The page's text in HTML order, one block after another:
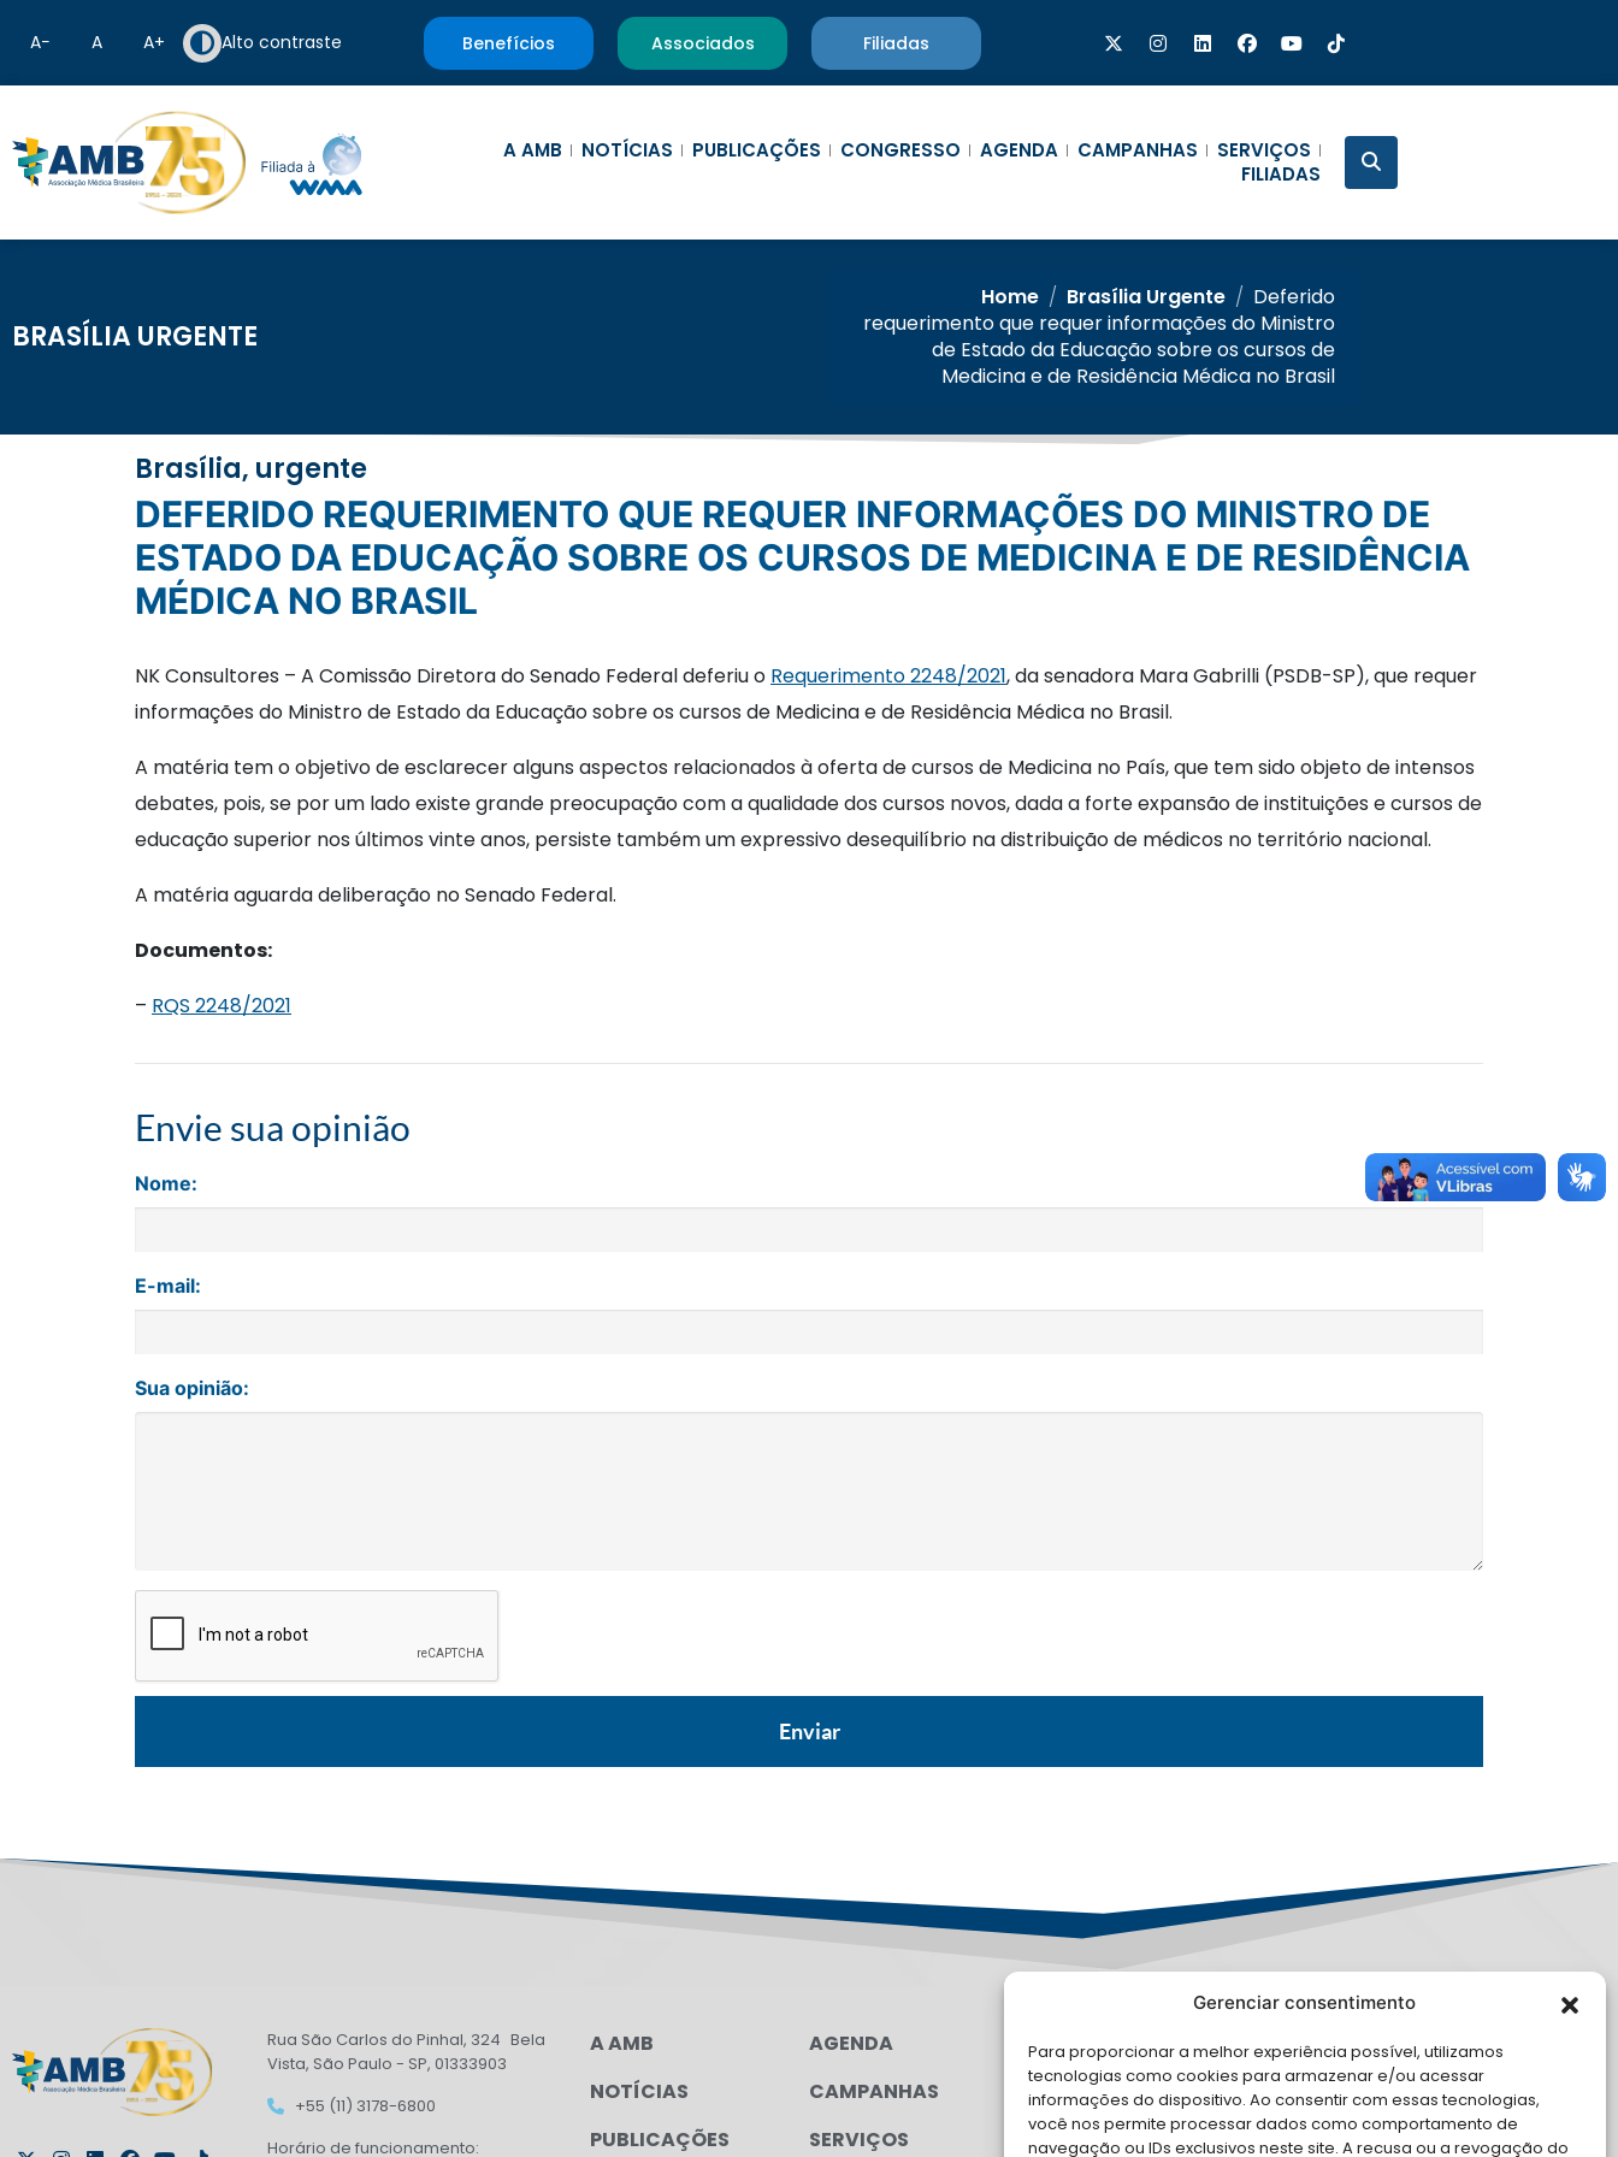
Gerenciar consentimento
Para proporcionar a melhor experiência possível, utilizamos
tecnologias como cookies para armazenar e/ou acessar
informações do dispositivo. Ao consentir com essas tecnologias,
você nos permite processar dados como comportamento de
navegação ou IDs exclusivos neste site. A recusa ou a revogação do
A− A A+ Alto contraste Benefícios Associados Filiadas
A AMB NOTÍCIAS PUBLICAÇÕES CONGRESSO AGENDA CAMPANHAS
SERVIÇOS
FILIADAS
BRASÍLIA URGENTE
Home / Brasília Urgente / Deferido
requerimento que requer informações do Ministro
de Estado da Educação sobre os cursos de
Medicina e de Residência Médica no Brasil
Brasília, urgente
DEFERIDO REQUERIMENTO QUE REQUER INFORMAÇÕES DO MINISTRO DE
ESTADO DA EDUCAÇÃO SOBRE OS CURSOS DE MEDICINA E DE RESIDÊNCIA
MÉDICA NO BRASIL
NK Consultores – A Comissão Diretora do Senado Federal deferiu o Requerimento 2248/2021, da senadora Mara Gabrilli (PSDB-SP), que requer
informações do Ministro de Estado da Educação sobre os cursos de Medicina e de Residência Médica no Brasil.
A matéria tem o objetivo de esclarecer alguns aspectos relacionados à oferta de cursos de Medicina no País, que tem sido objeto de intensos
debates, pois, se por um lado existe grande preocupação com a qualidade dos cursos novos, dada a forte expansão de instituições e cursos de
educação superior nos últimos vinte anos, persiste também um expressivo desequilíbrio na distribuição de médicos no território nacional.
A matéria aguarda deliberação no Senado Federal.
Documentos:
– RQS 2248/2021
Envie sua opinião
Nome:
E-mail:
Sua opinião:
Rua São Carlos do Pinhal, 324 Bela
Vista, São Paulo - SP, 01333903
+55 (11) 3178-6800
Horário de funcionamento:
A AMB
NOTÍCIAS
PUBLICAÇÕES
AGENDA
CAMPANHAS
SERVIÇOS
LGPD
FALE CONOSCO
Solicite Apoio Institucional da AMB
para o seu evento